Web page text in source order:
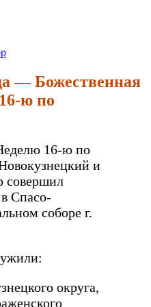
Собор Новокузнецк
— Божественная
ю по
16-ю по
и
совершил
Спасо-
соборе г.
округа,